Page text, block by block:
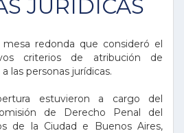
JURÍDICAS
redonda que consideró el
criterios de atribución de
las personas jurídicas.
estuvieron a cargo del
de Derecho Penal del
de la Ciudad e Buenos Aires,